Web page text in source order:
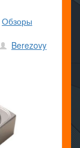
Обзоры
Berezovy